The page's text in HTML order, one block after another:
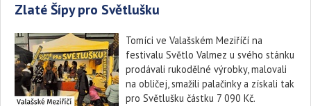
Zlaté Šípy pro Světlušku
Tomíci ve Valašském Meziříčí na
festivalu Světlo Valmez u svého stánku
prodávali rukodělné výrobky, malovali
na obličej, smažili palačinky a získali tak
pro Světlušku částku 7 090 Kč.